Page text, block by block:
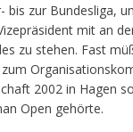
bis zur Bundesliga,
mit an
zu stehen. Fast
2002 in Hagen
Open gehörte.